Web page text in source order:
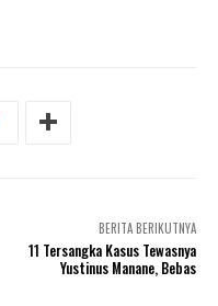
BERITA BERIKUTNYA
11 Tersangka Kasus Tewasnya
Yustinus Manane, Bebas